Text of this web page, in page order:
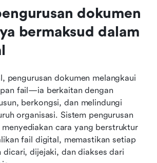
dokumen
bermaksud dalam
pengurusan dokumen melangkaui
fail—ia berkaitan dengan
berkongsi, dan melindungi
organisasi. Sistem pengurusan
cara yang berstruktur
fail digital, memastikan setiap
dicari, dijejaki, dan diakses dari